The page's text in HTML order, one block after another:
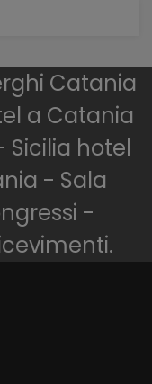
Catania
a Catania
hotel
- Sala
-